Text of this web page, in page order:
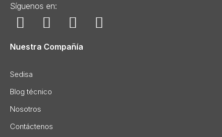
Síguenos en:
Nuestra Compañía
Sedisa
Blog técnico
Nosotros
Contáctenos